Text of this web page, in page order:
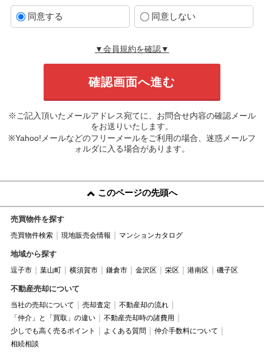
同意する 同意しない
▼会員規約を確認▼
※ご記入頂いたメールアドレス宛てに、お問合せ内容の確認メール
をお送りいたします。
※Yahoo!メールなどのフリーメールをご利用の場合、迷惑メールフ
ォルダに入る場合があります。
このページの先頭へ
売買物件を探す
売買物件検索 現地販売会情報 マンションカタログ
地域から探す
逗子市 葉山町 横須賀市 鎌倉市 金沢区 栄区 港南区 磯子区
不動産売却について
当社の売却について 売却査定
不動産却の流れ
「仲介」と「買取」の違い
不動産売却時の諸費用
少しでも高く売るポイント
よくある質問
仲介手数料について
相続相談